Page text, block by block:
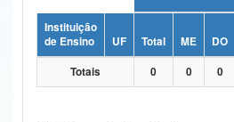
Ministério da Ciência, Tecnologia, Inovações e
Ministério do Meio Ambiente
Instituição
de Ensino
UF Total ME DO
Totais
0 0 0